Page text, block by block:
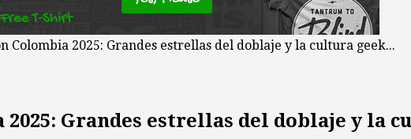
Colombia 2025: Grandes estrellas del doblaje y la cultura geek...
2025: Grandes estrellas del doblaje y la